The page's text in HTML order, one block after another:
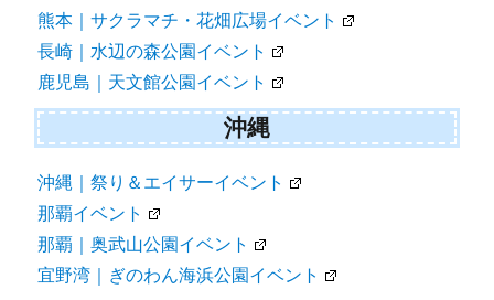
熊本｜サクラマチ・花畑広場イベント
長崎｜水辺の森公園イベント
鹿児島｜天文館公園イベント
沖縄
沖縄｜祭り＆エイサーイベント
那覇イベント
那覇｜奥武山公園イベント
宜野湾｜ぎのわん海浜公園イベント